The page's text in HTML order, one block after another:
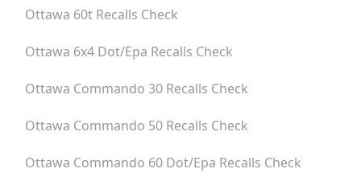
Ottawa 60t Recalls Check
Ottawa 6x4 Dot/epa Recalls Check
Ottawa Commando 30 Recalls Check
Ottawa Commando 50 Recalls Check
Ottawa Commando 60 Dot/epa Recalls Check